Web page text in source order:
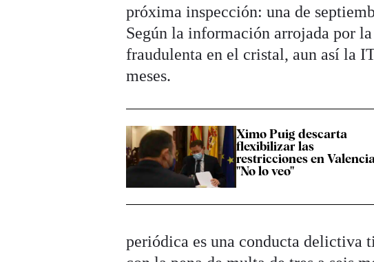
próxima inspección: una de
Según la información arrojada por
fraudulenta en el cristal, aun así la
meses.
Ximo Puig descarta
flexibilizar las
restricciones en
"No lo veo"
periódica es una conducta delictiva